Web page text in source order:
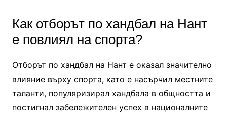
Как отборът по хандбал на Нант
е повлиял на спорта?
Отборът по хандбал на Нант е оказал значително
влияние върху спорта, като е насърчил местните
таланти, популяризирал хандбала в общността и
постигнал забележителен успех в националните